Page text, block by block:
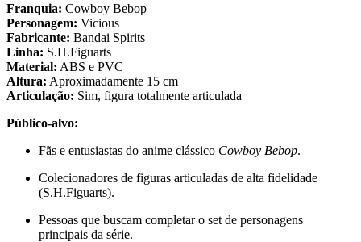
Franquia: Cowboy Bebop
Personagem: Vicious
Fabricante: Bandai Spirits
Linha: S.H.Figuarts
Material: ABS e PVC
Altura: Aproximadamente 15 cm
Articulação: Sim, figura totalmente articulada
Público-alvo:
Fãs e entusiastas do anime clássico Cowboy Bebop.
Colecionadores de figuras articuladas de alta fidelidade
(S.H.Figuarts).
Pessoas que buscam completar o set de personagens
principais da série.